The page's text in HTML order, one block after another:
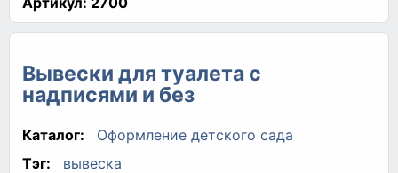
Вывески для туалета с
надписями и без
Каталог:
Оформление детского сада
Тэг:
вывеска